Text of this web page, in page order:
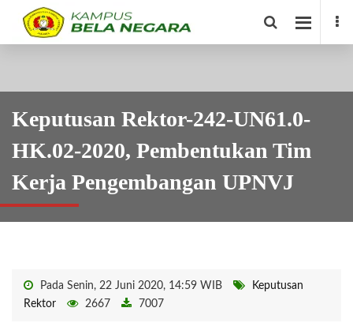
Keputusan Rektor-242-UN61.0-
HK.02-2020, Pembentukan Tim
Kerja Pengembangan UPNVJ
Pada Senin, 22 Juni 2020, 14:59 WIB
Keputusan
Rektor
2667 7007